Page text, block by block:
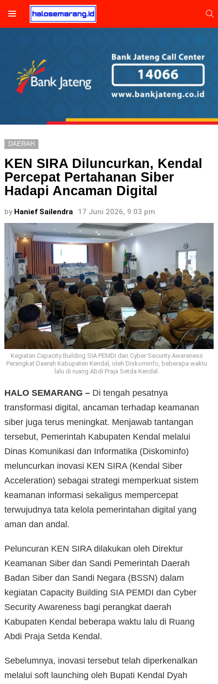
DAERAH
KEN SIRA Diluncurkan, Kendal
Percepat Pertahanan Siber
Hadapi Ancaman Digital
by Hanief Sailendra 17 Juni 2026, 9:03 pm
Kegiatan Capacity Building SIA PEMDI dan Cyber Security Awareness
Perangkat Daerah Kabupaten Kendal, oleh Diskominfo, beberapa waktu
lalu di ruang Abdi Praja Setda Kendal.
HALO SEMARANG – Di tengah pesatnya
transformasi digital, ancaman terhadap keamanan
siber juga terus meningkat. Menjawab tantangan
tersebut, Pemerintah Kabupaten Kendal melalui
Dinas Komunikasi dan Informatika (Diskominfo)
meluncurkan inovasi KEN SIRA (Kendal Siber
Acceleration) sebagai strategi memperkuat sistem
keamanan informasi sekaligus mempercepat
terwujudnya tata kelola pemerintahan digital yang
aman dan andal.
Peluncuran KEN SIRA dilakukan oleh Direktur
Keamanan Siber dan Sandi Pemerintah Daerah
Badan Siber dan Sandi Negara (BSSN) dalam
kegiatan Capacity Building SIA PEMDI dan Cyber
Security Awareness bagi perangkat daerah
Kabupaten Kendal beberapa waktu lalu di Ruang
Abdi Praja Setda Kendal.
Sebelumnya, inovasi tersebut telah diperkenalkan
melalui soft launching oleh Bupati Kendal Dyah